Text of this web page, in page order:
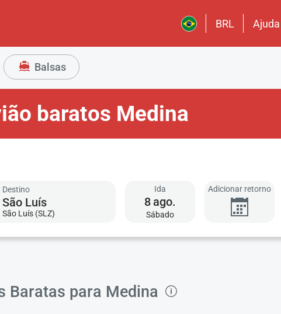
BRL Ajuda
Balsas
baratos Medina
Destino
São Luís (SLZ)
Ida
8ago.
Sábado
Adicionar retorno
Baratas para Medina